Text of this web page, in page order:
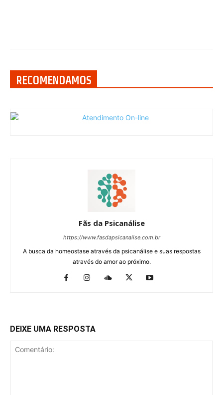
RECOMENDAMOS
Fãs da Psicanálise
https://www.fasdapsicanalise.com.br
A busca da homeostase através da psicanálise e suas respostas
através do amor ao próximo.
DEIXE UMA RESPOSTA